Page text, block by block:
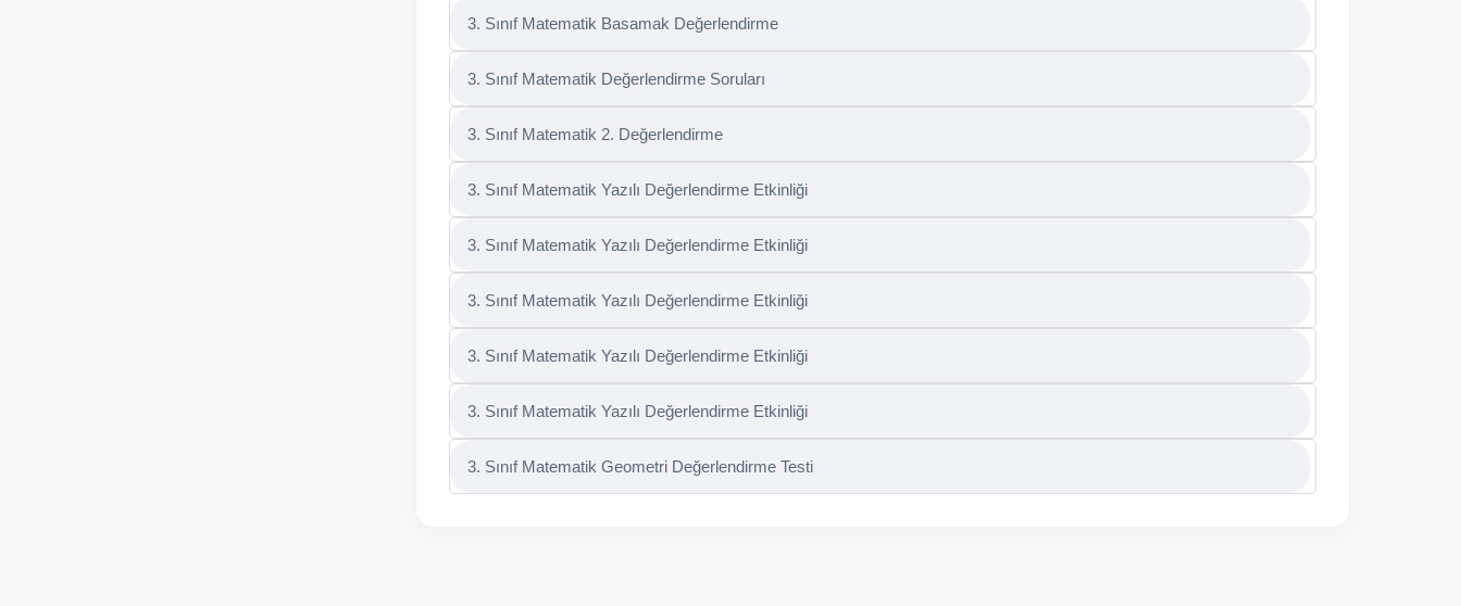
3. Sınıf Matematik Basamak Değerlendirme
3. Sınıf Matematik Değerlendirme Soruları
3. Sınıf Matematik 2. Değerlendirme
3. Sınıf Matematik Yazılı Değerlendirme Etkinliği
3. Sınıf Matematik Yazılı Değerlendirme Etkinliği
3. Sınıf Matematik Yazılı Değerlendirme Etkinliği
3. Sınıf Matematik Yazılı Değerlendirme Etkinliği
3. Sınıf Matematik Yazılı Değerlendirme Etkinliği
3. Sınıf Matematik Geometri Değerlendirme Testi